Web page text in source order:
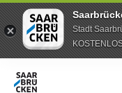
Stadt